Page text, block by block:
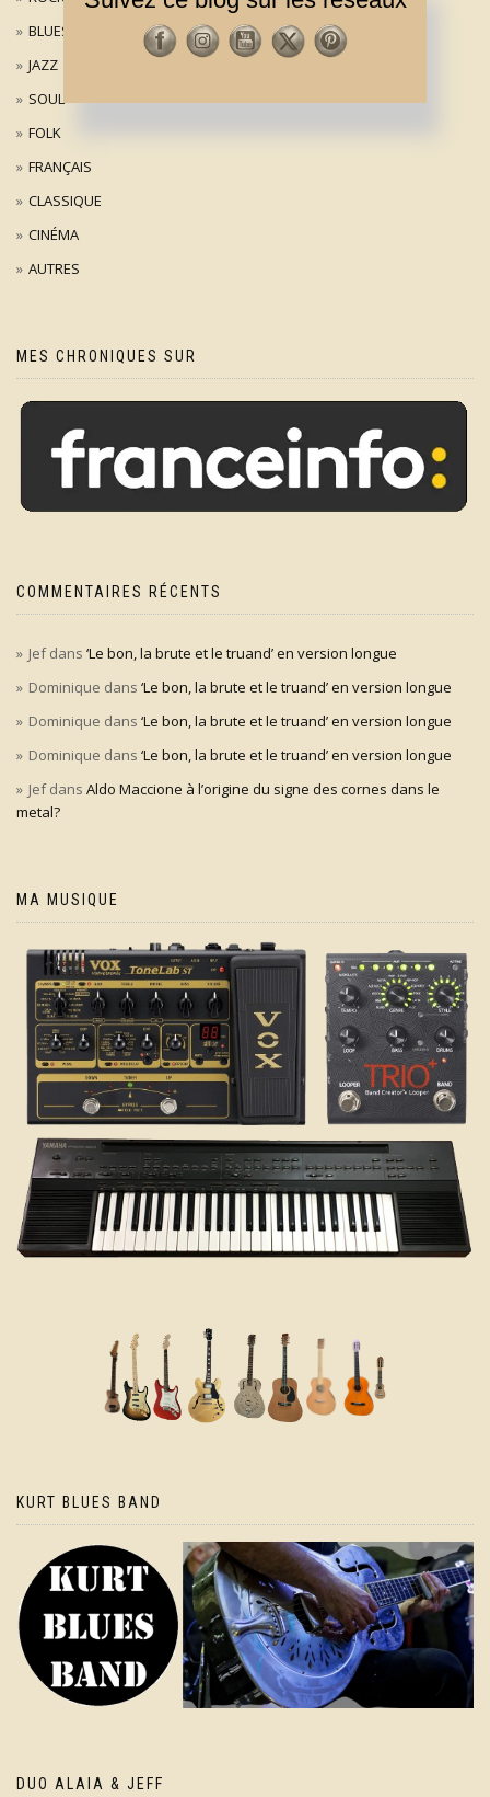
BLUES
JAZZ
SOUL
FOLK
FRANÇAIS
CLASSIQUE
CINÉMA
AUTRES
MES CHRONIQUES SUR
COMMENTAIRES RÉCENTS
Jefdans ‘Le bon, la brute et le truand’ en version longue
Dominique dans ‘Le bon, la brute et le truand’ en version longue
Dominique dans ‘Le bon, la brute et le truand’ en version longue
Dominique dans ‘Le bon, la brute et le truand’ en version longue
Jefdans Aldo Maccione à l’origine du signe des cornes dans le
metal?
MA MUSIQUE
KURT BLUES BAND
DUO ALAIA & JEFF